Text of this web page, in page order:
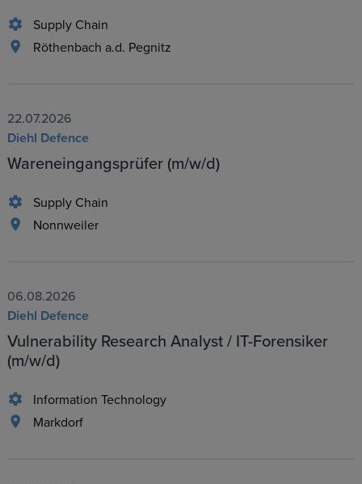
Supply Chain
Röthenbach a.d. Pegnitz
22.07.2026
Diehl Defence
Wareneingangsprüfer (m/w/d)
Supply Chain
Nonnweiler
06.08.2026
Diehl Defence
Vulnerability Research Analyst / IT-Forensiker
(m/w/d)
Information Technology
Markdorf